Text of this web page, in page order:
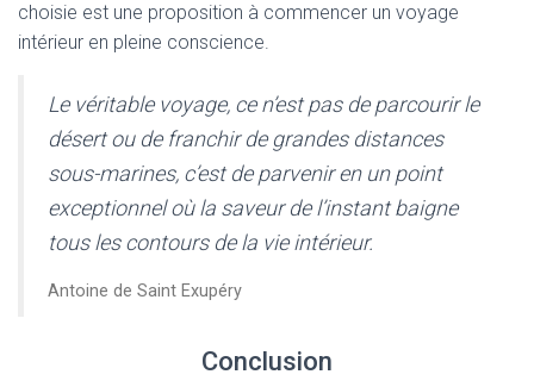
choisie est une proposition à commencer un voyage
intérieur en pleine conscience.
Le véritable voyage, ce n’est pas de parcourir le
désert ou de franchir de grandes distances
sous-marines, c’est de parvenir en un point
exceptionnel où la saveur de l’instant baigne
tous les contours de la vie intérieur.
Antoine de Saint Exupéry
Conclusion